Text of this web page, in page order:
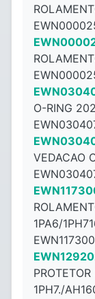
O-RING
VEDACAO
1PA6/
1PH7./